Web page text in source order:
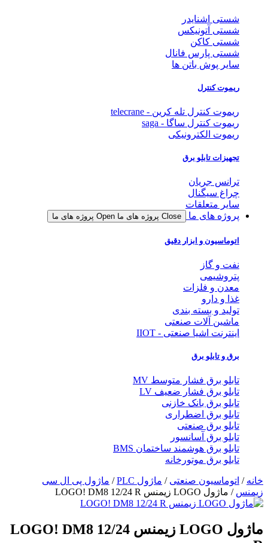
شستی اشنایدر
شستی آتونیکس
شستی کاکن
شستی پارس فانال
سایر پوش باتن ها
ریموت کنترل
ریموت کنترل تله کرین - telecrane
ریموت کنترل ساگا - saga
ریموت الکترونیکی
تجهیزات تابلو برق
ترانس جریان
چراغ سیگنال
سایر متعلقات
پروژه های ما
Close پروژه های ما Open پروژه های ما
اتوماسیون و ابزار دقیق
نفت و گاز
پتروشیمی
معدن و فلزات
غذا و دارو
تولید و بسته بندی
ماشین آلات صنعتی
اینترنت اشیا صنعتی - IIOT
برق و تابلو برق
تابلو برق فشار متوسط MV
تابلو برق فشار ضعیف LV
تابلو برق بانک خازنی
تابلو برق اضطراری
تابلو برق صنعتی
تابلو برق آسانسور
تابلو برق هوشمند ساختمان BMS
تابلو برق موتورخانه
خانه / اتوماسیون صنعتی / ماژول PLC / ماژول پی ال سی
زیمنس / ماژول LOGO زیمنس LOGO! DM8 12/24 R
ماژول LOGO زیمنس LOGO! DM8 12/24